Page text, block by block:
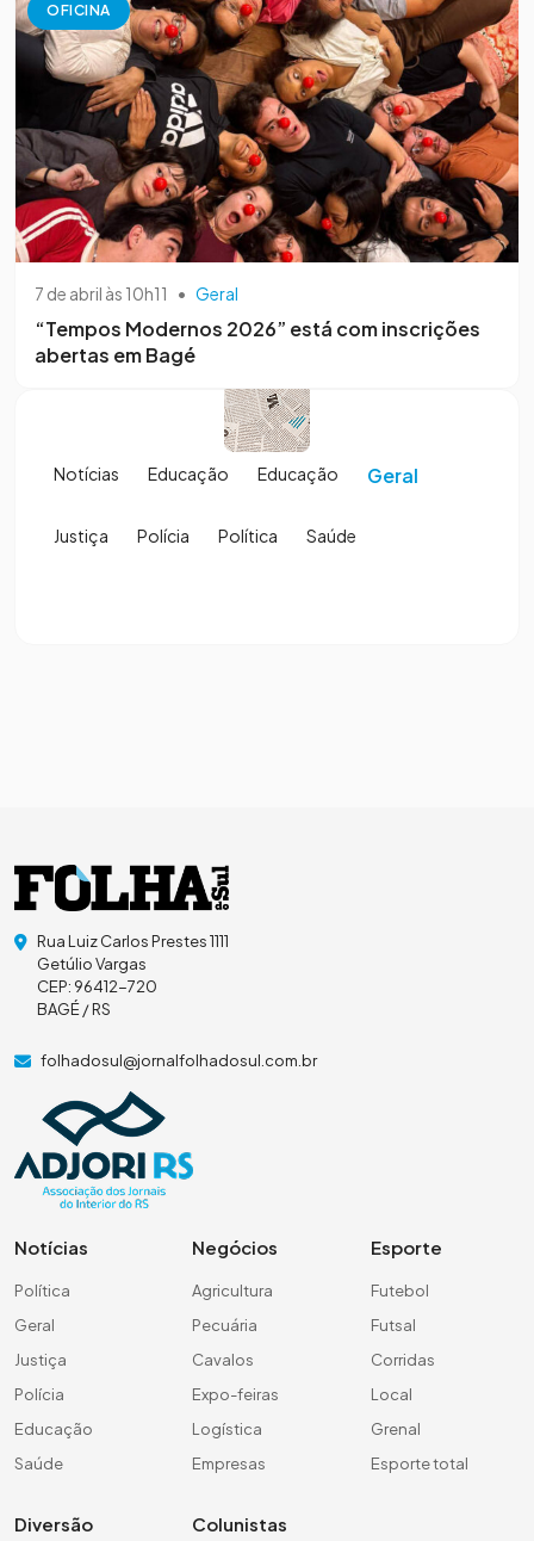
OFICINA
7 de abril às 10h11 • Geral
“Tempos Modernos 2026” está com inscrições
abertas em Bagé
Notícias Educação Educação Geral
Justiça Polícia Política Saúde
Rua Luiz Carlos Prestes 1111
Getúlio Vargas
CEP: 96412-720
BAGÉ / RS
folhadosul@jornalfolhadosul.com.br
Notícias
Política
Geral
Justiça
Polícia
Educação
Saúde
Negócios
Agricultura
Pecuária
Cavalos
Expo-feiras
Logística
Empresas
Esporte
Futebol
Futsal
Corridas
Local
Grenal
Esporte total
Diversão Colunistas